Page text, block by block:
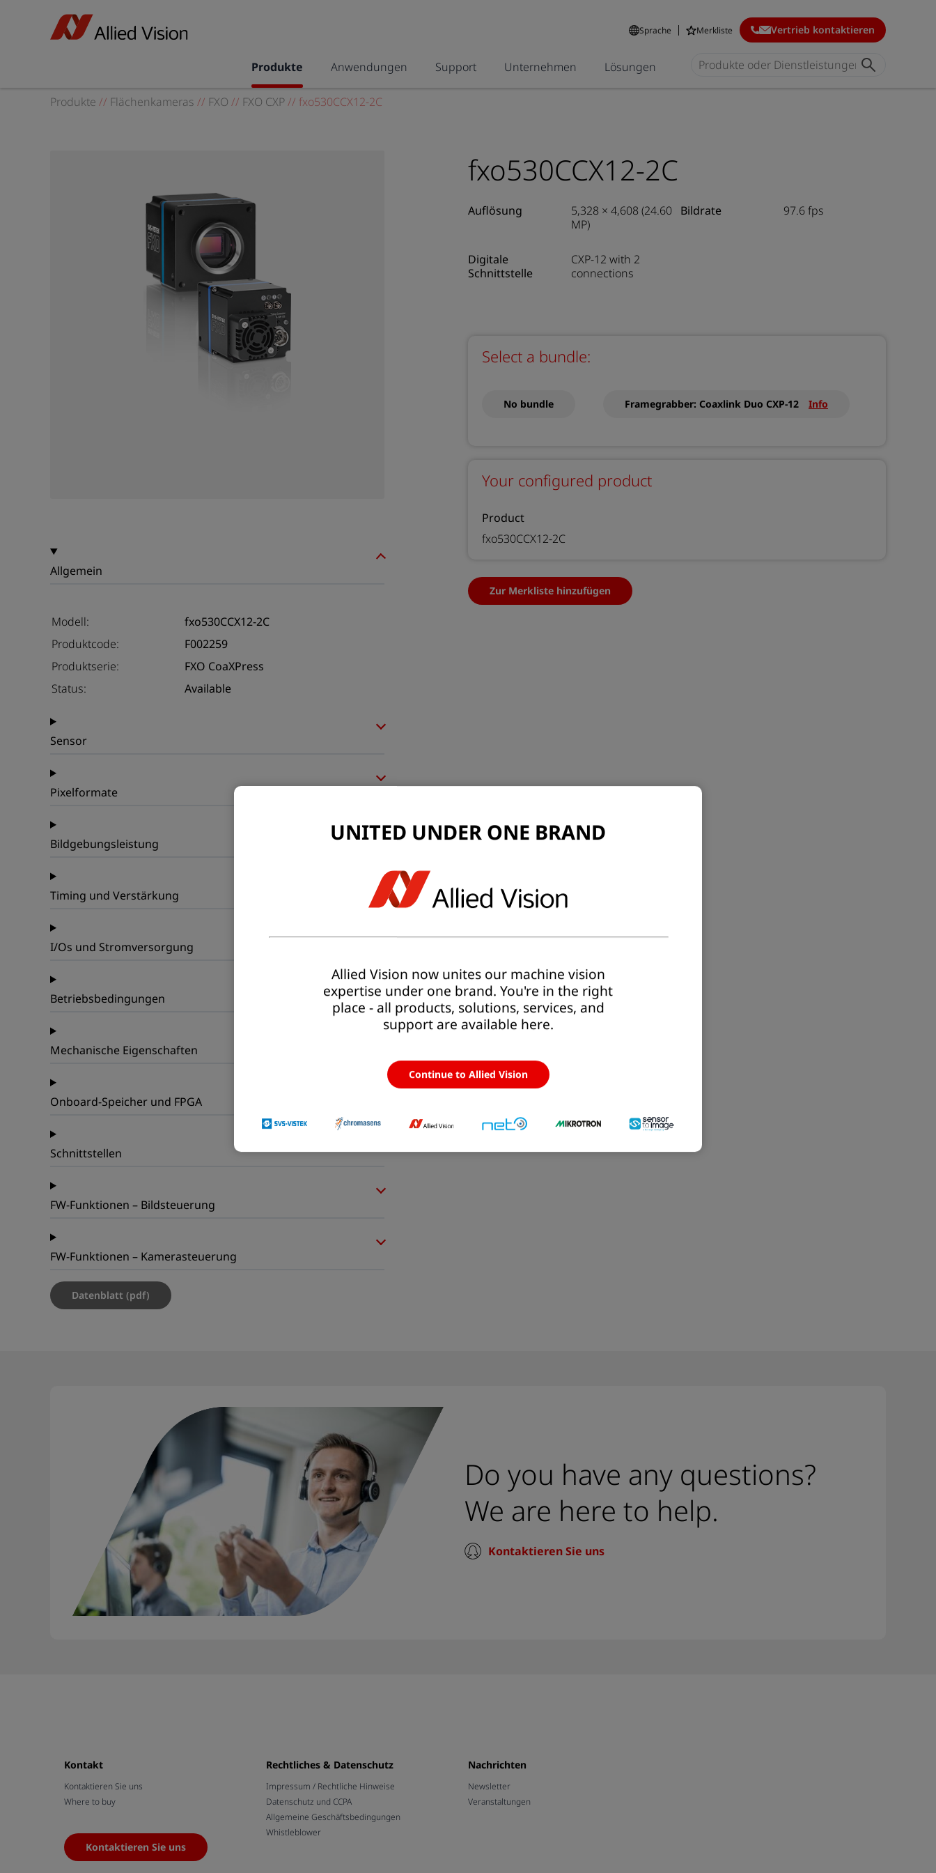
Sprache Merkliste Vertrieb kontaktieren
Produkte Anwendungen Support Unternehmen Lösungen
Produkte // Flächenkameras // FXO // FXO CXP// fxo530CCX12-2C
Allgemein
Modell:
fxo530CCX12-2C
Produktcode:
F002259
Produktserie:
FXO CoaXPress
Status:
Available
Sensor
Pixelformate
Bildgebungsleistung
Timing und Verstärkung
I/Os und Stromversorgung
Betriebsbedingungen
Mechanische Eigenschaften
Onboard-Speicher und FPGA
Schnittstellen
FW-Funktionen – Bildsteuerung
FW-Funktionen – Kamerasteuerung
Datenblatt (pdf)
fxo530CCX12-2C
Auflösung
5,328 × 4,608 (24.60
MP)
Bildrate 97.6 fps
Digitale
Schnittstelle
CXP-12 with 2
connections
Select a bundle:
No bundle Framegrabber: Coaxlink Duo CXP-12 Info
Your configured product
Product
fxo530CCX12-2C
Zur Merkliste hinzufügen
Do you have any questions?
We are here to help.
Kontaktieren Sie uns
Kontakt
Kontaktieren Sie uns
Where to buy
Kontaktieren Sie uns
Rechtliches & Datenschutz
Impressum / Rechtliche Hinweise
Datenschutz und CCPA
Allgemeine Geschäftsbedingungen
Whistleblower
Nachrichten
Newsletter
Veranstaltungen
UNITED UNDER ONE BRAND
Allied Vision now unites our machine vision
expertise under one brand. You're in the right
place - all products, solutions, services, and
support are available here.
Continue to Allied Vision